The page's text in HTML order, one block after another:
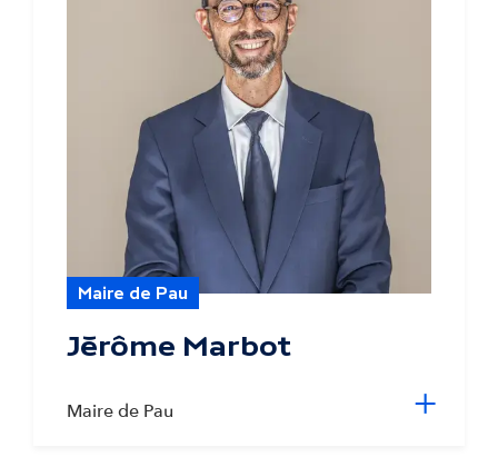
Maire de Pau
Jérôme Marbot
Maire de Pau +